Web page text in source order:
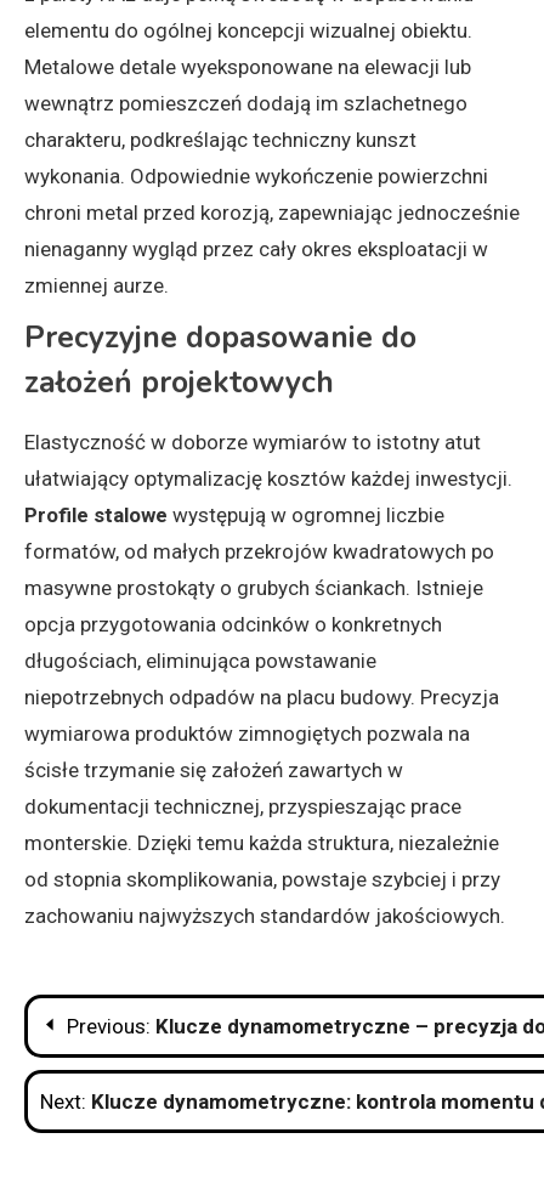
elementu do ogólnej koncepcji wizualnej obiektu.
Metalowe detale wyeksponowane na elewacji lub
wewnątrz pomieszczeń dodają im szlachetnego
charakteru, podkreślając techniczny kunszt
wykonania. Odpowiednie wykończenie powierzchni
chroni metal przed korozją, zapewniając jednocześnie
nienaganny wygląd przez cały okres eksploatacji w
zmiennej aurze.
Precyzyjne dopasowanie do
założeń projektowych
Elastyczność w doborze wymiarów to istotny atut
ułatwiający optymalizację kosztów każdej inwestycji.
Profile stalowe występują w ogromnej liczbie
formatów, od małych przekrojów kwadratowych po
masywne prostokąty o grubych ściankach. Istnieje
opcja przygotowania odcinków o konkretnych
długościach, eliminująca powstawanie
niepotrzebnych odpadów na placu budowy. Precyzja
wymiarowa produktów zimnogiętych pozwala na
ścisłe trzymanie się założeń zawartych w
dokumentacji technicznej, przyspieszając prace
monterskie. Dzięki temu każda struktura, niezależnie
od stopnia skomplikowania, powstaje szybciej i przy
zachowaniu najwyższych standardów jakościowych.
Nawigacja
wpisu
Previous: Klucze dynamometryczne – precyzja
Next: Klucze dynamometryczne: kontrola momentu